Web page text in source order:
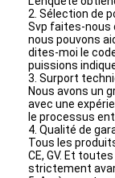
Pompe
Pompe
Pompe
2. Sélection de
Svp faites-nous
nous pouvons
dites-moi le
puissions
3. Surport
Nous avons un
avec une
le processus
4. Qualité de
Tous les
CE, GV. Et
strictement